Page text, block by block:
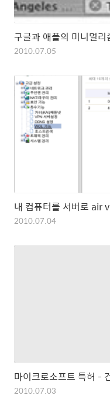
구글과 애플의 미니멀리
2010.07.05
내 컴퓨터를 서버로 air
2010.07.04
마이크로소프트 특허 -
2010.07.03